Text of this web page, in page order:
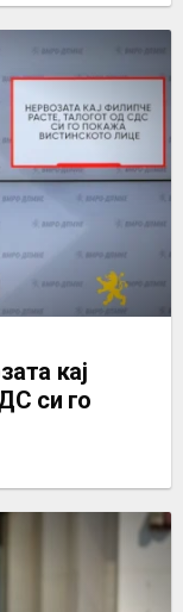
кај
си го